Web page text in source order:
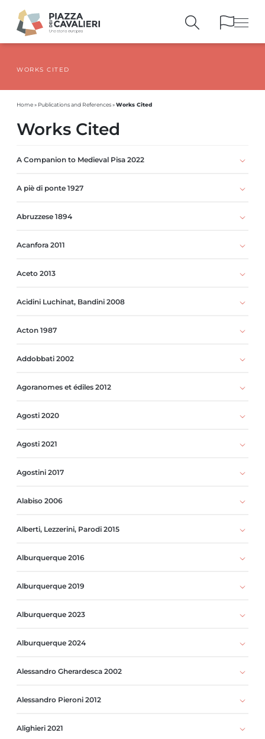
PUBLICATIONSAND REFERENCES
WORKS CITED
Home» Publications and References»Works Cited
Works Cited
A Companion to Medieval Pisa 2022
A piè di ponte 1927
Abruzzese 1894
Acanfora 2011
Aceto 2013
Acidini Luchinat, Bandini 2008
Acton 1987
Addobbati 2002
Agoranomes et édiles 2012
Agosti 2020
Agosti 2021
Agostini 2017
Alabiso 2006
Alberti, Lezzerini, Parodi 2015
Alburquerque 2016
Alburquerque 2019
Alburquerque 2023
Alburquerque 2024
Alessandro Gherardesca 2002
Alessandro Pieroni 2012
Alighieri 2021